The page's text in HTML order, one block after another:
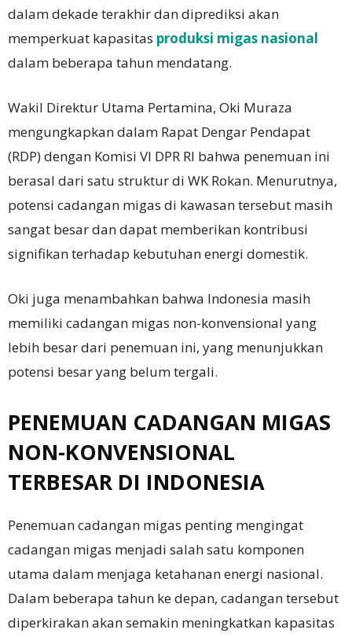
dalam dekade terakhir dan diprediksi akan
memperkuat kapasitas produksi migas nasional
dalam beberapa tahun mendatang.
Wakil Direktur Utama Pertamina, Oki Muraza
mengungkapkan dalam Rapat Dengar Pendapat
(RDP) dengan Komisi VI DPR RI bahwa penemuan ini
berasal dari satu struktur di WK Rokan. Menurutnya,
potensi cadangan migas di kawasan tersebut masih
sangat besar dan dapat memberikan kontribusi
signifikan terhadap kebutuhan energi domestik.
Oki juga menambahkan bahwa Indonesia masih
memiliki cadangan migas non-konvensional yang
lebih besar dari penemuan ini, yang menunjukkan
potensi besar yang belum tergali.
PENEMUAN CADANGAN MIGAS
NON-KONVENSIONAL
TERBESAR DI INDONESIA
Penemuan cadangan migas penting mengingat
cadangan migas menjadi salah satu komponen
utama dalam menjaga ketahanan energi nasional.
Dalam beberapa tahun ke depan, cadangan tersebut
diperkirakan akan semakin meningkatkan kapasitas